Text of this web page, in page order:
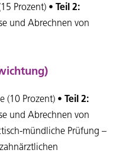
Prozent) •
Teil 2:
und Abrechnen von
(10 Prozent) •
Teil 2:
und Abrechnen von
mündliche Prüfung –